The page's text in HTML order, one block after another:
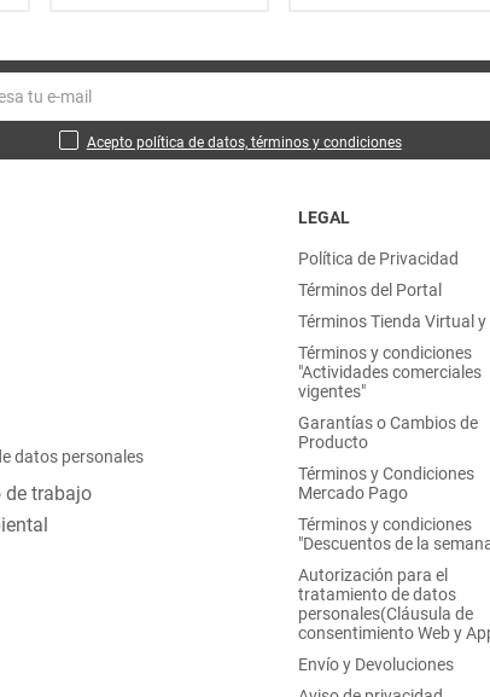
Acepto política de datos, términos y condiciones
datos personales
de trabajo
LEGAL
Política de Privacidad
Términos del Portal
Términos Tienda Virtual y
Términos y condiciones
"Actividades comerciales
vigentes"
Garantías o Cambios de
Producto
Términos y Condiciones
Mercado Pago
Términos y condiciones
"Descuentos de la
Autorización para el
tratamiento de datos
personales(Cláusula de
consentimiento Web y
Envío y Devoluciones